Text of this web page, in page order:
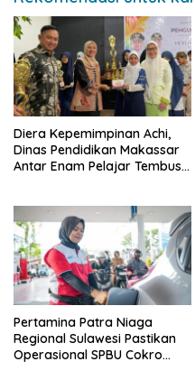
Diera Kepemimpinan Achi,
Dinas Pendidikan Makassar
Antar Enam Pelajar Tembus
Pertamina Patra Niaga
Regional Sulawesi Pastikan
Operasional SPBU Cokro